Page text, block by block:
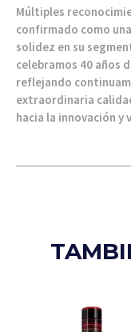
Múltiples
confirmado como
solidez en su
celebramos 40 años
reflejando
extraordinaria
hacia la innovación y